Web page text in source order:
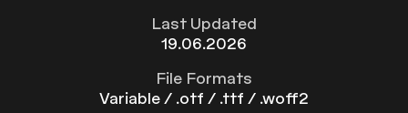
Last Updated
19.06.2026
File Formats
Variable / .otf / .ttf / .woff2